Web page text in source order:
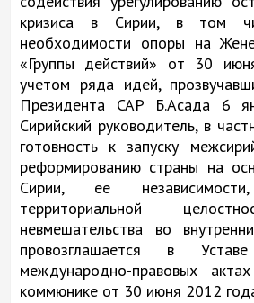
кризиса в Сирии, в том
необходимости опоры на
«Группы действий» от 30
учетом ряда идей,
Президента САР Б.Асада 6
Сирийский руководитель, в
готовность к запуску
реформированию страны на
Сирии, ее
территориальной
невмешательства во
провозглашается в
международно-правовых
коммюнике от 30 июня 2012